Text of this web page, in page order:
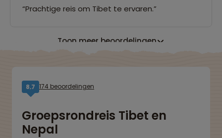
“Prachtige reis om Tibet te ervaren.”
Toon meer beoordelingen
8,7 174 beoordelingen
Groepsrondreis Tibet en
Nepal